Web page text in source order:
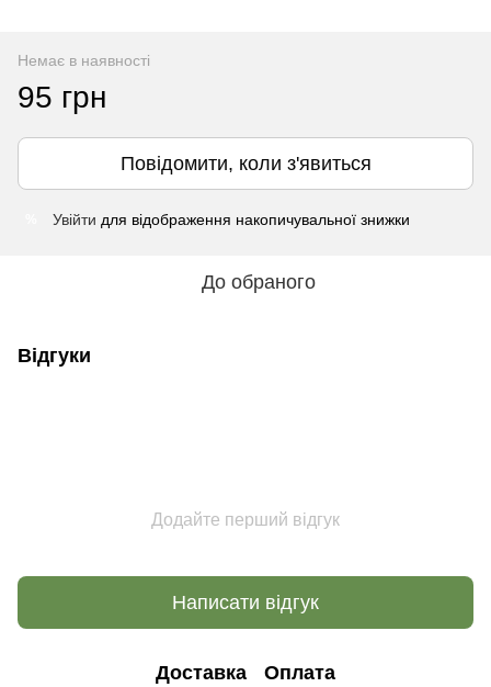
Немає в наявності
95 грн
Повідомити, коли з'явиться
Увійти для відображення накопичувальної знижки
До обраного
Відгуки
Додайте перший відгук
Написати відгук
Доставка Оплата